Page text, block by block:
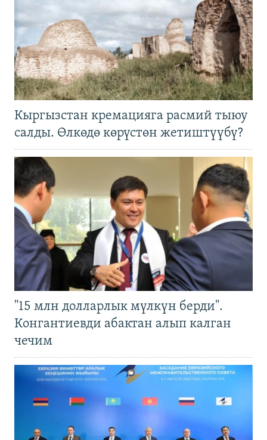
Кыргызстан кремацияга расмий тыюу
салды. Өлкөдө көрүстөн жетиштүүбү?
"15 млн долларлык мүлкүн берди".
Конгантиевди абактан алып калган
чечим